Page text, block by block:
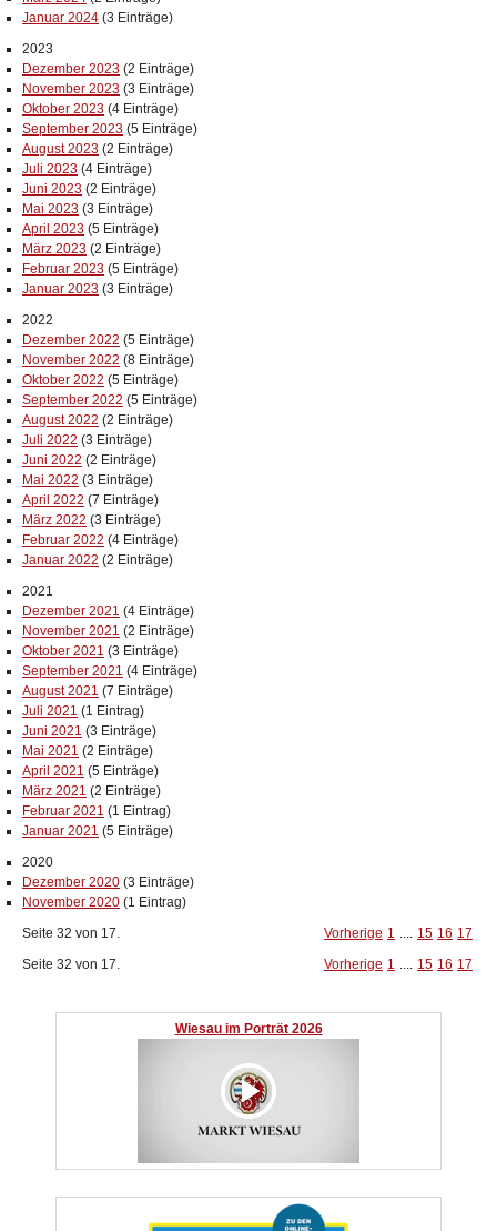
Januar 2024 (3 Einträge)
2023
Dezember 2023 (2 Einträge)
November 2023 (3 Einträge)
Oktober 2023 (4 Einträge)
September 2023 (5 Einträge)
August 2023 (2 Einträge)
Juli 2023 (4 Einträge)
Juni 2023 (2 Einträge)
Mai 2023 (3 Einträge)
April 2023 (5 Einträge)
März 2023 (2 Einträge)
Februar 2023 (5 Einträge)
Januar 2023 (3 Einträge)
2022
Dezember 2022 (5 Einträge)
November 2022 (8 Einträge)
Oktober 2022 (5 Einträge)
September 2022 (5 Einträge)
August 2022 (2 Einträge)
Juli 2022 (3 Einträge)
Juni 2022 (2 Einträge)
Mai 2022 (3 Einträge)
April 2022 (7 Einträge)
März 2022 (3 Einträge)
Februar 2022 (4 Einträge)
Januar 2022 (2 Einträge)
2021
Dezember 2021 (4 Einträge)
November 2021 (2 Einträge)
Oktober 2021 (3 Einträge)
September 2021 (4 Einträge)
August 2021 (7 Einträge)
Juli 2021 (1 Eintrag)
Juni 2021 (3 Einträge)
Mai 2021 (2 Einträge)
April 2021 (5 Einträge)
März 2021 (2 Einträge)
Februar 2021 (1 Eintrag)
Januar 2021 (5 Einträge)
2020
Dezember 2020 (3 Einträge)
November 2020 (1 Eintrag)
Seite 32 von 17.
Vorherige 1 .... 15 16 17
Seite 32 von 17.
Vorherige 1 .... 15 16 17
Wiesau im Porträt 2026